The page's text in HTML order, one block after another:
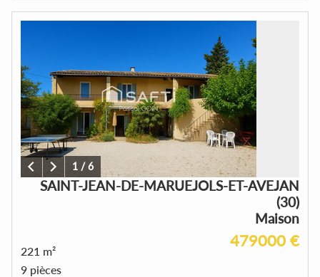
1 /6
SAINT-JEAN-DE-MARUEJOLS-ET-AVEJAN
(30)
Maison
479000 €
221 m²
9 pièces